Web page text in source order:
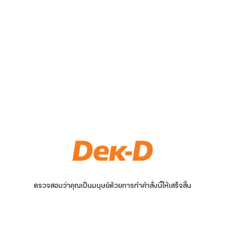
ตรวจสอบว่าคุณเป็นมนุษย์ด้วยการทำคำสั่งนี้ให้เสร็จสิ้น